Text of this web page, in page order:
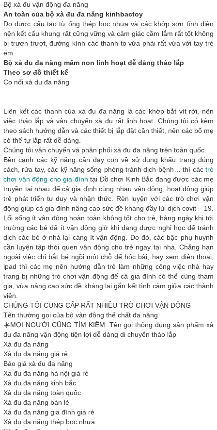
Bộ xà đu vận động đa năng
An toàn của bộ xà đu đa năng kinhbactoy
Do được cấu tạo từ ống thép bọc nhựa và các khớp sơn tĩnh điện
nên kết cấu khung rất cững vững và cảm giác cầm lắm rất tốt không
bị trươn trượt, đường kính các thanh to vừa phải rất vừa với tay trẻ
em.
Bộ xà đu đa năng mầm non linh hoạt dễ dàng tháo lắp
Theo sơ đồ thiết kế
Co nối xà du đa năng
Liên kết các thanh của xà đu đa năng là các khớp bắt vít rời, nên
việc tháo lắp và vận chuyển xà đu rất linh hoạt. Chúng tôi có kèm
theo sách hướng dẫn và các thiết bị lắp đặt cần thiết, nên các bố mẹ
có thể tự lắp rất dễ dàng.
Chúng tôi vận chuyển và phân phối xà đu đa năng trên toàn quốc.
Bên cạnh các kỹ năng cần dạy con về sử dụng khẩu trang đúng
cách, rửa tay, các kỹ năng sống phòng tránh dịch bệnh… thì các trò
chơi vận động cho gia đình tại Đồ chơi Kinh Bắc đang được các mẹ
truyền tai nhau để cả gia đình cùng nhau vận động, hoạt động giúp
trẻ phát triển tư duy và nhận thức. Rèn luyện với các trò chơi vận
động giúp cả gia đình nâng cao sức đề kháng đầy lùi dịch covit – 19.
Lối sống ít vận động hoàn toàn không tốt cho trẻ, hàng ngày khi tới
trường các bé đã ít vận động giờ khi đang được nghỉ học để tránh
dịch các bé ở nhà lại càng ít vận động. Do đó, các bậc phụ huynh
cần luyện tập thói quen vận động cho trẻ ngay tại nhà. Chẳng hạn
ngoài việc chỉ bắt bé ngồi một chỗ để hóc bài, hay xem điện thoại,
ipad thì các mẹ nên hướng dẫn trẻ làm những công việc nhà hay
trang bị những trò chơi vận động để cả gia đình có thể cùng tham
gia, vừa nâng cao sức đề kháng lại gắn kết tình cảm giữa các thành
viên.
CHÚNG TÔI CUNG CẤP RẤT NHIỀU TRÒ CHƠI VẬN ĐỘNG
Tên thường gọi của bộ vận động thể chất đa năng
☀️MỌI NGƯỜI CŨNG TÌM KIẾM: Tên gọi thông dụng sản phẩm xà
đu đa năng vận động tiện lợi dễ dàng di chuyển tháo lắp
Xà đu đa năng
Xà đu đa năng giá rẻ
Báo giá xà đu đa năng
Xa đu đa năng hà nội giá rẻ
Xà đu đa năng kinh bắc
Xà đu đa năng toàn quốc
Xà đu đa năng bán lẻ
Xà đu đa năng gia đình giá rẻ
Xà đu đa năng thép bọc nhựa